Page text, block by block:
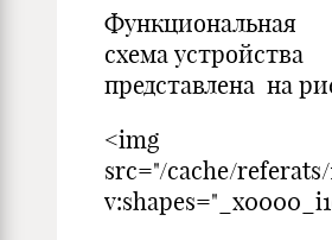
Функциональная
схема устройства
представлена на
<img
src="/cache/referats/